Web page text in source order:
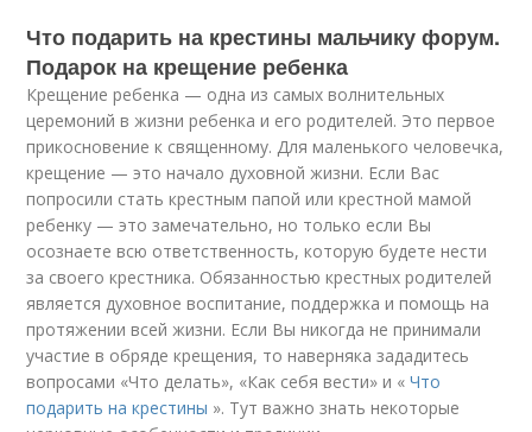
Что подарить на крестины мальчику форум.
Подарок на крещение ребенка
Крещение ребенка — одна из самых волнительных
церемоний в жизни ребенка и его родителей. Это первое
прикосновение к священному. Для маленького человечка,
крещение — это начало духовной жизни. Если Вас
попросили стать крестным папой или крестной мамой
ребенку — это замечательно, но только если Вы
осознаете всю ответственность, которую будете нести
за своего крестника. Обязанностью крестных родителей
является духовное воспитание, поддержка и помощь на
протяжении всей жизни. Если Вы никогда не принимали
участие в обряде крещения, то наверняка зададитесь
вопросами «Что делать», «Как себя вести» и «Что
подарить на крестины ». Тут важно знать некоторые